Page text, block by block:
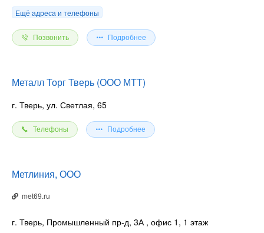
Ещё адреса и телефоны
Позвонить Подробнее
Металл Торг Тверь (ООО МТТ)
г. Тверь, ул. Светлая, 65
Телефоны Подробнее
Метлиния, ООО
met69.ru
г. Тверь, Промышленный пр-д, 3А , офис 1, 1 этаж